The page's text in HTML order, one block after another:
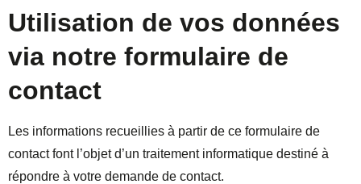
Utilisation de vos données
via notre formulaire de
contact
Les informations recueillies à partir de ce formulaire de
contact font l’objet d’un traitement informatique destiné à
répondre à votre demande de contact.